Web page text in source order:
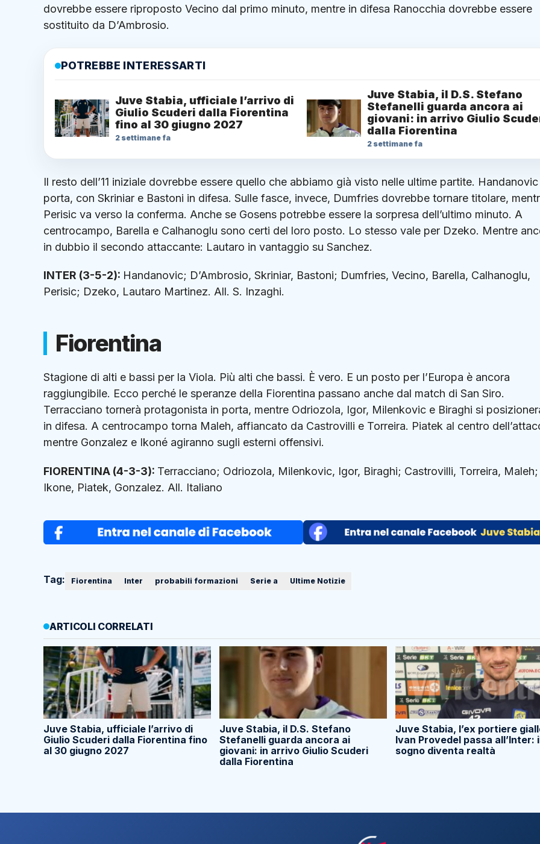
dovrebbe essere riproposto Vecino dal primo minuto, mentre in difesa Ranocchia dovrebbe essere
sostituito da D’Ambrosio.
POTREBBE INTERESSARTI
Juve Stabia, ufficiale l’arrivo di
Giulio Scuderi dalla Fiorentina
fino al 30 giugno 2027
2 settimane fa
Juve Stabia, il D.S. Stefano
Stefanelli guarda ancora ai
giovani: in arrivo Giulio
dalla Fiorentina
2 settimane fa
Il resto dell’11 iniziale dovrebbe essere quello che abbiamo già visto nelle ultime partite. Handanovic
porta, con Skriniar e Bastoni in difesa. Sulle fasce, invece, Dumfries dovrebbe tornare titolare,
Perisic va verso la conferma. Anche se Gosens potrebbe essere la sorpresa dell’ultimo minuto. A
centrocampo, Barella e Calhanoglu sono certi del loro posto. Lo stesso vale per Dzeko. Mentre
in dubbio il secondo attaccante: Lautaro in vantaggio su Sanchez.
INTER (3-5-2): Handanovic; D’Ambrosio, Skriniar, Bastoni; Dumfries, Vecino, Barella, Calhanoglu,
Perisic; Dzeko, Lautaro Martinez. All. S. Inzaghi.
Fiorentina
Stagione di alti e bassi per la Viola. Più alti che bassi. È vero. E un posto per l’Europa è ancora
raggiungibile. Ecco perché le speranze della Fiorentina passano anche dal match di San Siro.
Terracciano tornerà protagonista in porta, mentre Odriozola, Igor, Milenkovic e Biraghi si
in difesa. A centrocampo torna Maleh, affiancato da Castrovilli e Torreira. Piatek al centro
mentre Gonzalez e Ikoné agiranno sugli esterni offensivi.
FIORENTINA (4-3-3): Terracciano; Odriozola, Milenkovic, Igor, Biraghi; Castrovilli, Torreira, Maleh;
Ikone, Piatek, Gonzalez. All. Italiano
Tag: Fiorentina Inter probabili formazioni Serie a Ultime Notizie
ARTICOLI CORRELATI
Juve Stabia, ufficiale l’arrivo di
Giulio Scuderi dalla Fiorentina fino
al 30 giugno 2027
Juve Stabia, il D.S. Stefano
Stefanelli guarda ancora ai
giovani: in arrivo Giulio Scuderi
dalla Fiorentina
Juve Stabia, l’ex portiere
Ivan Provedel passa all’Inter:
sogno diventa realtà